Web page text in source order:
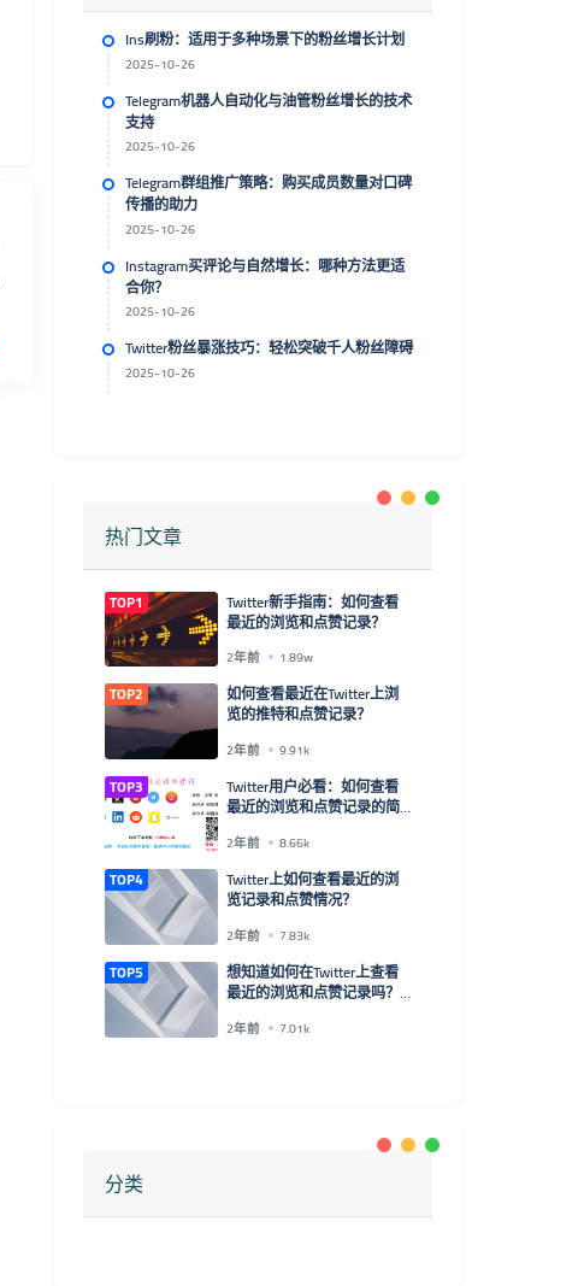
Ins刷粉：适用于多种场景下的粉丝增长计划
2025-10-26
Telegram机器人自动化与油管粉丝增长的技术
支持
2025-10-26
Telegram群组推广策略：购买成员数量对口碑
传播的助力
2025-10-26
Instagram买评论与自然增长：哪种方法更适
合你？
2025-10-26
Twitter粉丝暴涨技巧：轻松突破千人粉丝障碍
2025-10-26
热门文章
TOP1 Twitter新手指南：如何查看
最近的浏览和点赞记录？
2年前 1.89w
TOP2 如何查看最近在Twitter上浏
览的推特和点赞记录？
2年前 9.91k
TOP3 Twitter用户必看：如何查看
最近的浏览和点赞记录的简
2年前 8.66k
TOP4 Twitter上如何查看最近的浏
览记录和点赞情况？
2年前 7.83k
TOP5 想知道如何在Twitter上查看
最近的浏览和点赞记录吗？
2年前 7.01k
分类